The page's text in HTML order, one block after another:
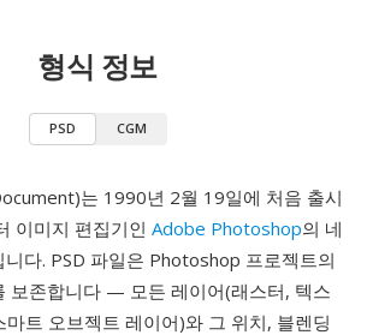
형식 정보
PSD CGM
는 1990년 2월 19일에 처음 출시
이미지 편집기인 Adobe Photoshop의 네
다. PSD 파일은 Photoshop 프로젝트의
보존합니다 — 모든 레이어(래스터, 텍스
마트 오브젝트 레이어)와 그 위치, 블렌딩